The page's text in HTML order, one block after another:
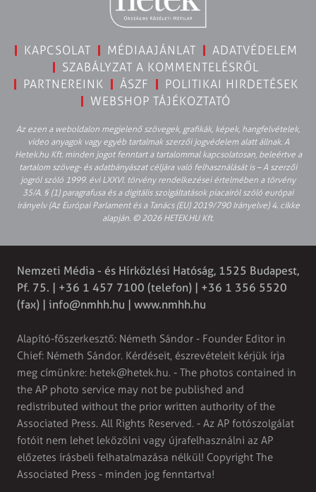
KAPCSOLAT MÉDIAAJÁNLAT
ADATVÉDELEM
SZABÁLYZAT A KOMMENTELÉSRŐL
PARTNEREINK
ÁSZF
POLITIKAI HIRDETÉSEK
WEBSHOP TÁJÉKOZTATÓ
Az ezen a weboldalon megjelenő szövegek, grafikák, képek, hangfelvételek,
video anyagok vagy egyéb tartalmak szerzői jogvédelem alatt állnak. A
Hetek.hu Kft. minden jogot fenntart a tartalommal kapcsolatosan, beleértve a
tartalom szöveg- és adatbányászat céljára való felhasználását is – A szerzői
jogról szóló 1999. évi LXXVI. törvény rendelkezései értelmében a törvény
35/A. § (1) paragrafusa és a digitális szolgáltatások piacairól szóló európai
irányelv (Az Európai Parlament és a Tanács (EU) 2019/790 Irányelve) 4. cikke
alapján. © 2026 HETEK.HU Kft.
Nemzeti Média - és Hírközlési Hatóság, 1525 Budapest,
Pf. 75. | +36 1 457 7100 (telefon) | +36 1 356 5520
(fax) | info@nmhh.hu | www.nmhh.hu
Alapító-főszerkesztő: Németh Sándor - Founder Editor in
Chief: Németh Sándor. Kérdéseit, észrevételeit kérjük írja
meg címünkre: hetek@hetek.hu. - The photos contained in
the AP photo service may not be published and
redistributed without the prior written authority of the
Associated Press. All Rights Reserved. - Az AP fotószolgálat
fotóit nem lehet leközölni vagy újrafelhasználni az AP
előzetes írásbeli felhatalmazása nélkül! Copyright The
Associated Press - minden jog fenntartva!